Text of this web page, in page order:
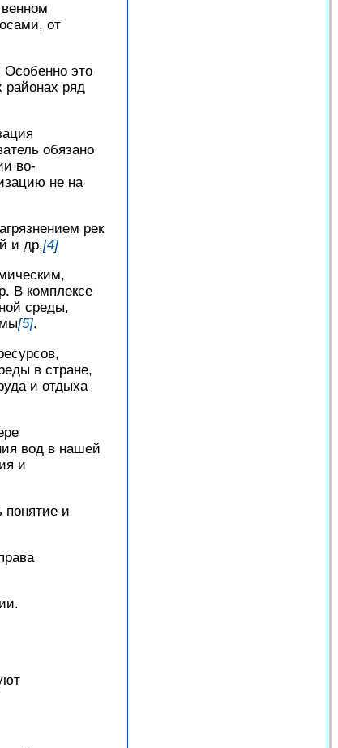
от
Особенно это
районах ряд
обязано
во-
не на
рек
и др.[4]
В комплексе
среды,
[5].
в стране,
и отдыха
вод в нашей
и
понятие и